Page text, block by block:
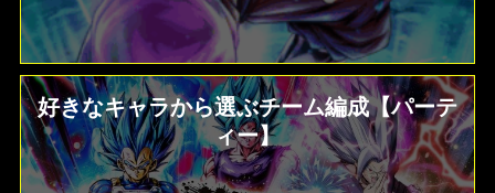
好きなキャラから選ぶチーム編成【パーテ
ィー】